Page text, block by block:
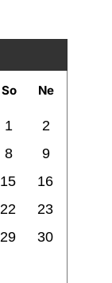
So Ne
1
2
8
9
15
16
22
23
29
30